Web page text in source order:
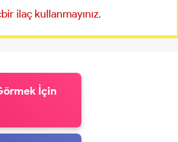
ilaç kullanmayınız.
İçin